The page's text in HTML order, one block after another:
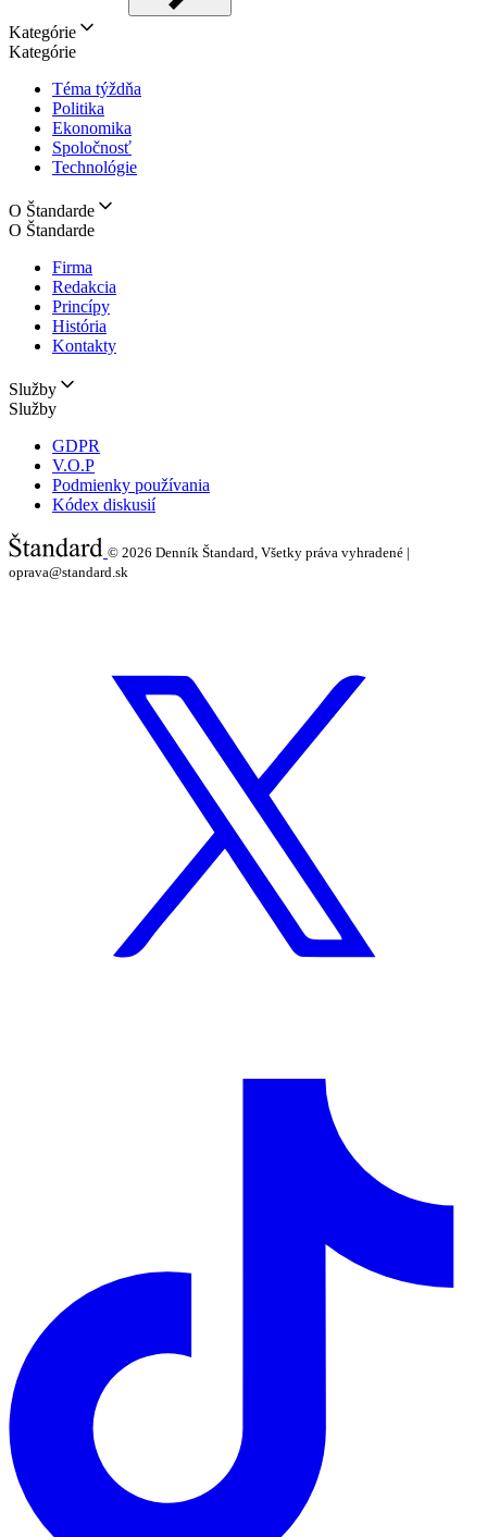
Kategórie
Kategórie
Téma týždňa
Politika
Ekonomika
Spoločnosť
Technológie
O Štandarde
O Štandarde
Firma
Redakcia
Princípy
História
Kontakty
Služby
Služby
GDPR
V.O.P
Podmienky používania
Kódex diskusií
© 2026 Denník Štandard, Všetky práva vyhradené |
oprava@standard.sk